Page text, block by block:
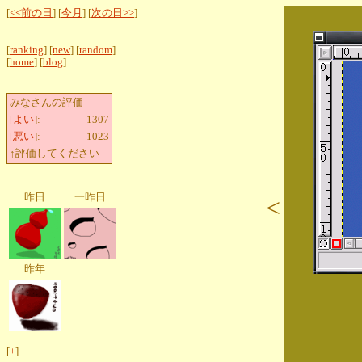
[<<前の日 ] [今月 ] [次の日>>]
[ranking] [new] [random]
[home] [blog]
みなさんの評価
[よい]:
1307
[悪い]:
1023
↑評価してください
昨日 一昨日
昨年
[+]
<